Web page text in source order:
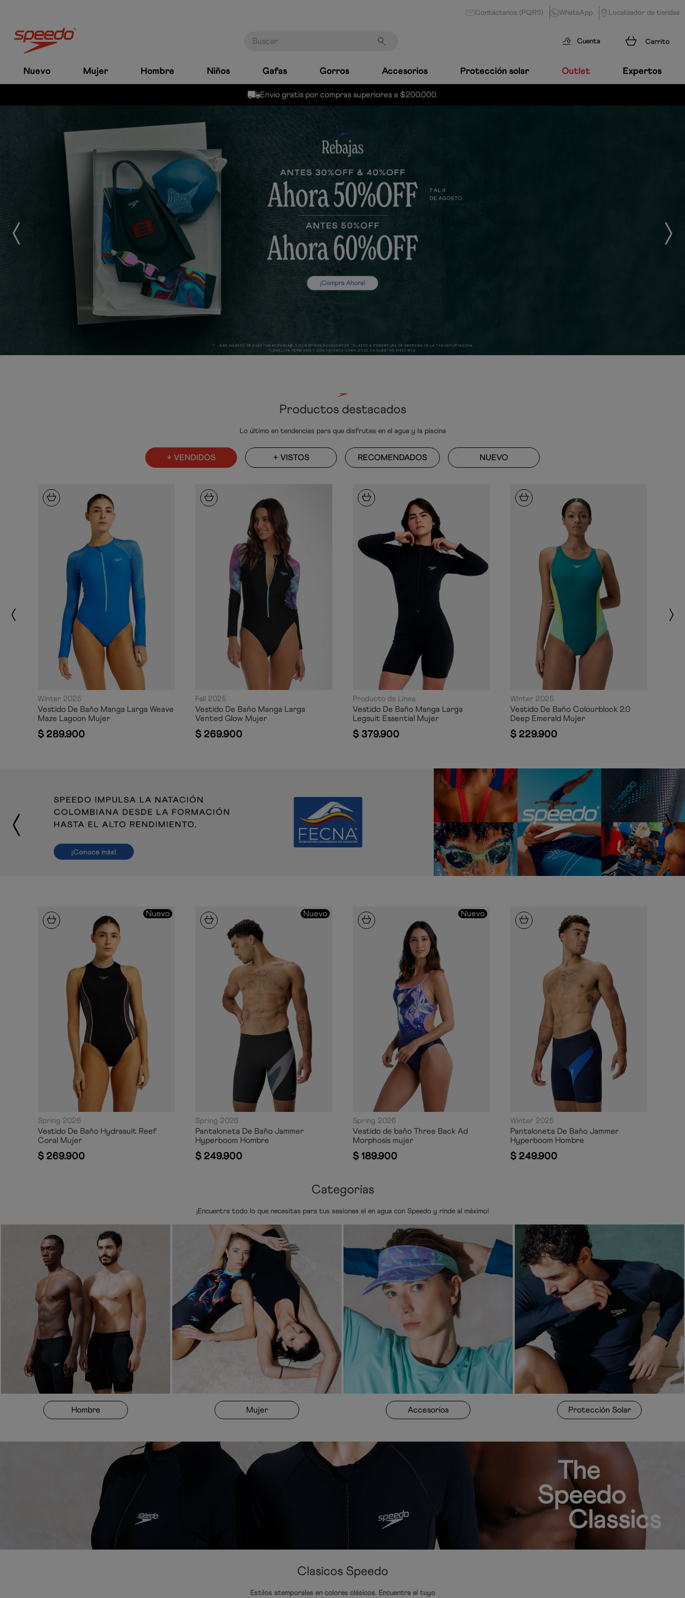
Contáctanos (PQRS) WhatsApp Localizador de tiendas
Cuenta
Nuevo Mujer Hombre Niños Gafas Gorros Accesorios Protección solar Outlet Expertos
PAGA CON ADDI | SISTECRÉDITO | SU+PAY
Productos destacados
Lo último en tendencias para que disfrutes en el agua y la piscina
+ VENDIDOS + VISTOS RECOMENDADOS NUEVO
Winter 2025
Vestido De Baño Manga Larga Weave
Maze Lagoon Mujer
$ 289.900
Fall 2025
Vestido De Baño Manga Larga
Vented Glow Mujer
$ 269.900
Producto de Línea
Vestido De Baño Manga Larga
Legsuit Essential Mujer
$ 379.900
Winter 2025
Vestido De Baño Colourblock 2.0
Deep Emerald Mujer
$ 229.900
Nuevo
Spring 2026
Vestido De Baño Hydrasuit Reef
Coral Mujer
$ 269.900
Nuevo
Spring 2026
Pantaloneta De Baño Jammer
Hyperboom Hombre
$ 249.900
Nuevo
Spring 2026
Vestido de baño Three Back Ad
Morphosis mujer
$ 189.900
Winter 2025
Pantaloneta De Baño Jammer
Hyperboom Hombre
$ 249.900
Categorías
¡Encuentra todo lo que necesitas para tus sesiones el en agua con Speedo y rinde al máximo!
Hombre Mujer Accesorios Protección Solar
Clasicos Speedo
Estilos atemporales en colores clásicos. Encuentra el tuyo